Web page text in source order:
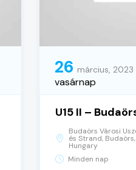
26 március, 2023
vasárnap
U15 II –
Budaörs Városi
és Strand,
Hungary
Minden nap